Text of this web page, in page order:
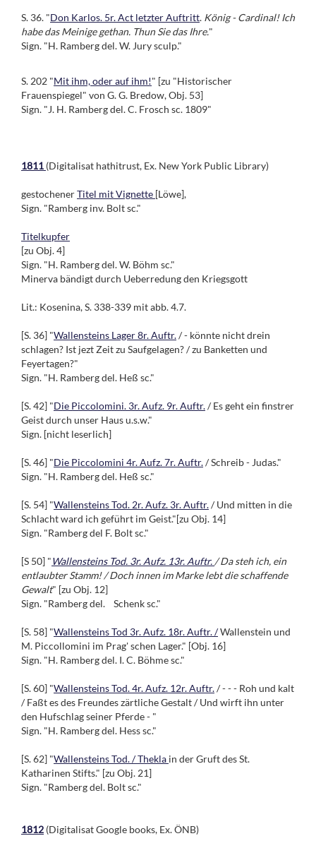
S. 36. "Don Karlos. 5r. Act letzter Auftritt. König - Cardinal! Ich
habe das Meinige gethan. Thun Sie das Ihre."
Sign. "H. Ramberg del. W. Jury sculp."
S. 202 "Mit ihm, oder auf ihm!" [zu "Historischer
Frauenspiegel" von G. G. Bredow, Obj. 53]
Sign. "J. H. Ramberg del. C. Frosch sc. 1809"
1811 (Digitalisat hathitrust, Ex. New York Public Library)
gestochenerTitel mit Vignette [Löwe],
Sign. "Ramberg inv. Bolt sc."
Titelkupfer
[zu Obj. 4]
Sign. "H. Ramberg del. W. Böhm sc."
Minerva bändigt durch Ueberredung den Kriegsgott
Lit.: Kosenina, S. 338-339 mit abb. 4.7.
[S. 36] "Wallensteins Lager 8r. Auftr./ - könnte nicht drein
schlagen? Ist jezt Zeit zu Saufgelagen? / zu Banketten und
Feyertagen?"
Sign. "H. Ramberg del. Heß sc."
[S. 42] "Die Piccolomini. 3r. Aufz. 9r. Auftr./ Es geht ein finstrer
Geist durch unser Haus u.s.w."
Sign. [nicht leserlich]
[S. 46] "Die Piccolomini 4r. Aufz. 7r. Auftr./ Schreib - Judas."
Sign. "H. Ramberg del. Heß sc."
[S. 54] "Wallensteins Tod. 2r. Aufz. 3r. Auftr./ Und mitten in die
Schlacht ward ich geführt im Geist."[zu Obj. 14]
Sign. "Ramberg del F. Bolt sc."
[S 50] "Wallensteins Tod. 3r. Aufz. 13r. Auftr. / Da steh ich, ein
entlaubter Stamm! / Doch innen im Marke lebt die schaffende
Gewalt" [zu Obj. 12]
Sign. "Ramberg del. Schenk sc."
[S. 58] "Wallensteins Tod 3r. Aufz. 18r. Auftr. /Wallenstein und
M. Piccollomini im Prag' schen Lager." [Obj. 16]
Sign. "H. Ramberg del. I. C. Böhme sc."
[S. 60] "Wallensteins Tod. 4r. Aufz. 12r. Auftr./ - - - Roh und kalt
/ Faßt es des Freundes zärtliche Gestalt / Und wirft ihn unter
den Hufschlag seiner Pferde - "
Sign. "H. Ramberg del. Hess sc."
[S. 62] "Wallensteins Tod. / Thekla in der Gruft des St.
Katharinen Stifts." [zu Obj. 21]
Sign. "Ramberg del. Bolt sc."
1812 (Digitalisat Google books, Ex. ÖNB)